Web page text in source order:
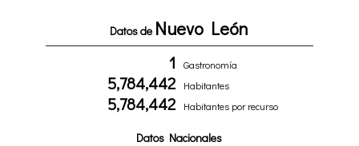
Datos de Nuevo León
1 Gastronomía
5,784,442 Habitantes
5,784,442 Habitantes por recurso
Datos Nacionales